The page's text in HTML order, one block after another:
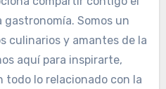
Somos un
culinarios y amantes de la
aquí para inspirarte,
lo relacionado con la